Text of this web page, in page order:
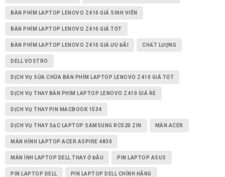
BÀN PHÍM LAPTOP LENOVO Z410 GIÁ SINH VIÊN
BÀN PHÍM LAPTOP LENOVO Z410 GIÁ TỐT
BÀN PHÍM LAPTOP LENOVO Z410 GIÁ ƯU ĐÃI CHẤT LƯỢNG
DELL VOSTRO
DỊCH VỤ SỬA CHỮA BÀN PHÍM LAPTOP LENOVO Z410 GIÁ TỐT
DỊCH VỤ THAY BÀN PHÍM LAPTOP LENOVO Z410 GIÁ RẺ
DỊCH VỤ THAY PIN MACBOOK 1534
DỊCH VỤ THAY SẠC LAPTOP SAMSUNG RC520 ZIN MÀN ACER
MÀN HÌNH LAPTOP ACER ASPIRE 4830
MÀN ÌNH LAPTOP DELL THAY Ở ĐÂU PIN LAPTOP ASUS
PIN LAPTOP DELL PIN LAPTOP DELL CHÍNH HÃNG